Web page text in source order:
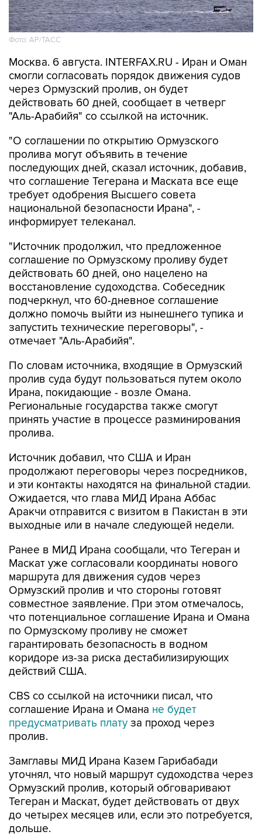
Фото: AP/ТАСС
Москва. 6 августа. INTERFAX.RU - Иран и Оман
смогли согласовать порядок движения судов
через Ормузский пролив, он будет
действовать 60 дней, сообщает в четверг
"Аль-Арабийя" со ссылкой на источник.
"О соглашении по открытию Ормузского
пролива могут объявить в течение
последующих дней, сказал источник, добавив,
что соглашение Тегерана и Маската все еще
требует одобрения Высшего совета
национальной безопасности Ирана", -
информирует телеканал.
"Источник продолжил, что предложенное
соглашение по Ормузскому проливу будет
действовать 60 дней, оно нацелено на
восстановление судоходства. Собеседник
подчеркнул, что 60-дневное соглашение
должно помочь выйти из нынешнего тупика и
запустить технические переговоры", -
отмечает "Аль-Арабийя".
По словам источника, входящие в Ормузский
пролив суда будут пользоваться путем около
Ирана, покидающие - возле Омана.
Региональные государства также смогут
принять участие в процессе разминирования
пролива.
Источник добавил, что США и Иран
продолжают переговоры через посредников,
и эти контакты находятся на финальной стадии.
Ожидается, что глава МИД Ирана Аббас
Аракчи отправится с визитом в Пакистан в эти
выходные или в начале следующей недели.
Ранее в МИД Ирана сообщали, что Тегеран и
Маскат уже согласовали координаты нового
маршрута для движения судов через
Ормузский пролив и что стороны готовят
совместное заявление. При этом отмечалось,
что потенциальное соглашение Ирана и Омана
по Ормузскому проливу не сможет
гарантировать безопасность в водном
коридоре из-за риска дестабилизирующих
действий США.
CBS со ссылкой на источники писал, что
соглашение Ирана и Омана не будет
предусматривать плату за проход через
пролив.
Замглавы МИД Ирана Казем Гарибабади
уточнял, что новый маршрут судоходства через
Ормузский пролив, который обговаривают
Тегеран и Маскат, будет действовать от двух
до четырех месяцев или, если это потребуется,
дольше.